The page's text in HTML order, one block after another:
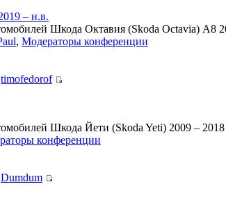
– н.в.
Шкода Октавия (Skoda Octavia) A8
, Модераторы конференции
timofedorof
Шкода Йети (Skoda Yeti) 2009 – 2018
конференции
Dumdum